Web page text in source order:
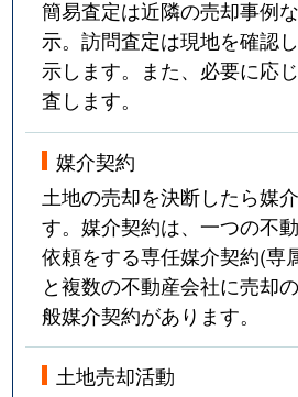
簡易査定は近隣の売却事例
示。訪問査定は現地を確認
示します。また、必要に応
査します。
媒介契約
土地の売却を決断したら媒
す。媒介契約は、一つの不
依頼をする専任媒介契約(専
と複数の不動産会社に売却
般媒介契約があります。
土地売却活動